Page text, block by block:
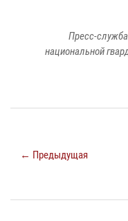
Пресс-
национальной
← Предыдущая